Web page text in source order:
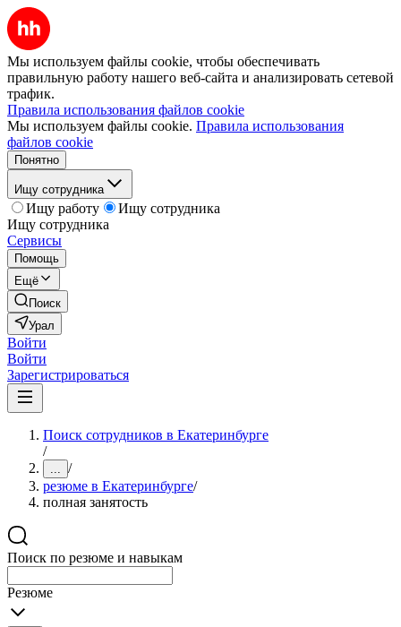
Мы используем файлы cookie, чтобы обеспечивать
правильную работу нашего веб-сайта и анализировать сетевой
трафик.
Правила использования файлов cookie
Мы используем файлы cookie. Правила использования
файлов cookie
Понятно
Ищу сотрудника
Ищу работу
Ищу сотрудника
Ищу сотрудника
Сервисы
Помощь
Ещё
Поиск
Урал
Войти
Войти
Зарегистрироваться
Поиск сотрудников в Екатеринбурге
/
... /
резюме в Екатеринбурге/
полная занятость
Поиск по резюме и навыкам
Резюме